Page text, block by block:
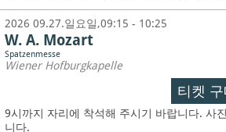
2026 09.27.일요일,09:15 - 10:25
W. A. Mozart
Spatzenmesse
Wiener Hofburgkapelle
티켓
9시까지 자리에 착석해 주시기 바랍니다. 사
니다.